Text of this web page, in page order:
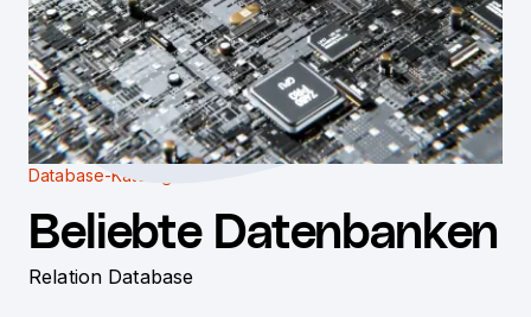
Database-Katalog
Beliebte Datenbanken
Relation Database